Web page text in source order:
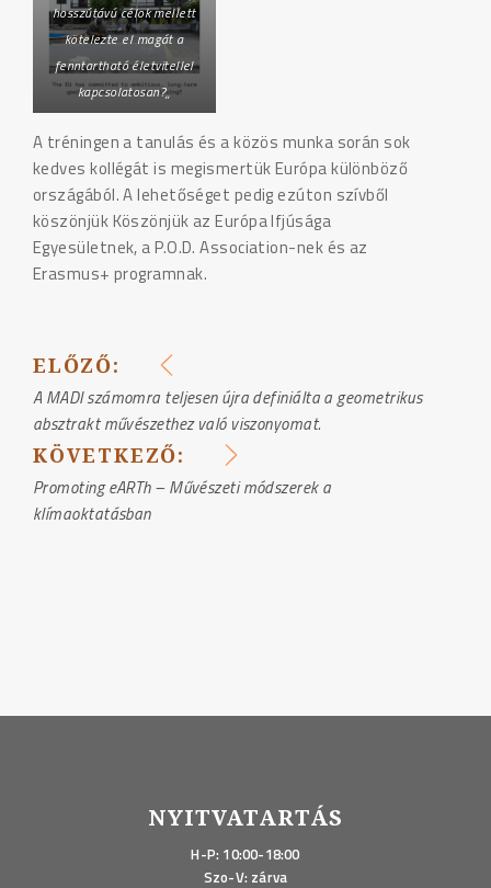
hosszútávú célok mellett
kötelezte el magát a
fenntartható életvitellel
kapcsolatosan?„
A tréningen a tanulás és a közös munka során sok
kedves kollégát is megismertük Európa különböző
országából. A lehetőséget pedig ezúton szívből
köszönjük Köszönjük az Európa Ifjúsága
Egyesületnek, a P.O.D. Association-nek és az
Erasmus+ programnak.
BEJEGYZÉS
NAVIGÁCIÓ
ELŐZŐ:
A MADI számomra teljesen újra definiálta a geometrikus
absztrakt művészethez való viszonyomat.
KÖVETKEZŐ:
Promoting eARTh – Művészeti módszerek a
klímaoktatásban
NYITVATARTÁS
H-P: 10:00-18:00
Szo-V: zárva